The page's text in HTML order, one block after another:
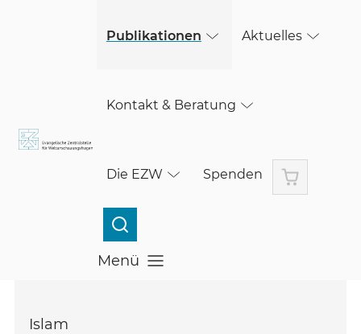
Publikationen Aktuelles
Kontakt & Beratung
Die EZW Spenden Warenkorb
Menü
Menü öffnen
Islam